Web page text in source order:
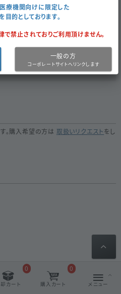
「トーワ」
分
エスゾピク
ロン
探す
。購入希望の方は 取扱いリクエストをし
カート
0
購入カート
0
メニュー
療機関向けに限定した
的としております。
禁止されておりご利用頂けません。
一般の方